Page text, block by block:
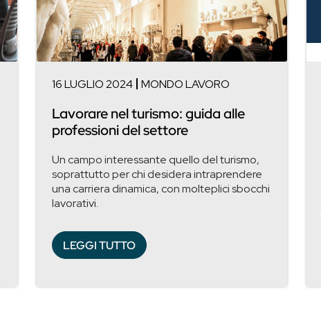
16 LUGLIO 2024 MONDO LAVORO
Lavorare nel turismo: guida alle
professioni del settore
Un campo interessante quello del turismo,
soprattutto per chi desidera intraprendere
una carriera dinamica, con molteplici sbocchi
lavorativi.
LEGGI TUTTO